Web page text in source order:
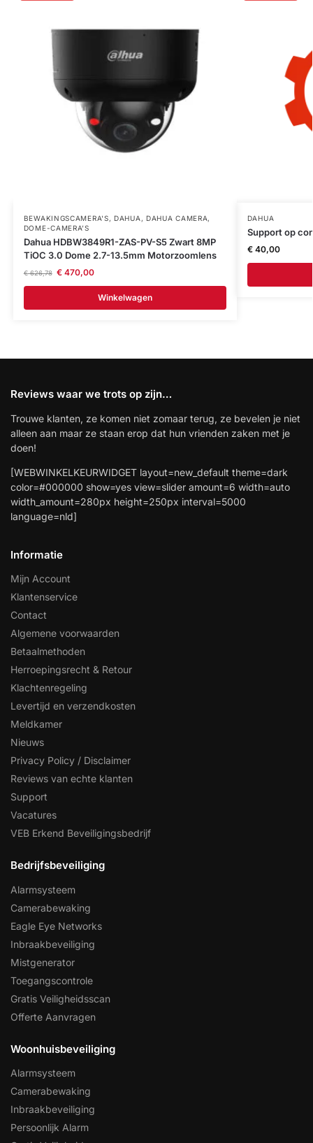
BEWAKINGSCAMERA'S, DAHUA , DAHUA CAMERA,
DOME-CAMERA’S
Dahua HDBW3849R1-ZAS-PV-S5 Zwart 8MP
TiOC 3.0 Dome 2.7-13.5mm Motorzoomlens
€626,78 €470,00
Winkelwagen
DAHUA
Support op
€40,00
Reviews waar we trots op zijn…
Trouwe klanten, ze komen niet zomaar terug, ze bevelen je niet
alleen aan maar ze staan erop dat hun vrienden zaken met je
doen!
[WEBWINKELKEURWIDGET layout=new_default theme=dark
color=#000000 show=yes view=slider amount=6 width=auto
width_amount=280px height=250px interval=5000
language=nld]
Informatie
Mijn Account
Klantenservice
Contact
Algemene voorwaarden
Betaalmethoden
Herroepingsrecht & Retour
Klachtenregeling
Levertijd en verzendkosten
Meldkamer
Nieuws
Privacy Policy / Disclaimer
Reviews van echte klanten
Support
Vacatures
VEB Erkend Beveiligingsbedrijf
Bedrijfsbeveiliging
Alarmsysteem
Camerabewaking
Eagle Eye Networks
Inbraakbeveiliging
Mistgenerator
Toegangscontrole
Gratis Veiligheidsscan
Offerte Aanvragen
Woonhuisbeveiliging
Alarmsysteem
Camerabewaking
Inbraakbeveiliging
Persoonlijk Alarm